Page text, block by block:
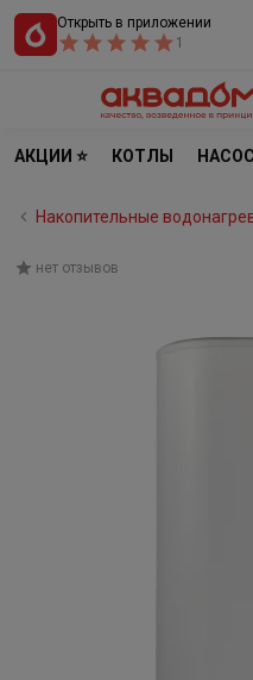
Открыть в приложении
1
АКЦИИ ⭐ КОТЛЫ
Накопительные
нет отзывов